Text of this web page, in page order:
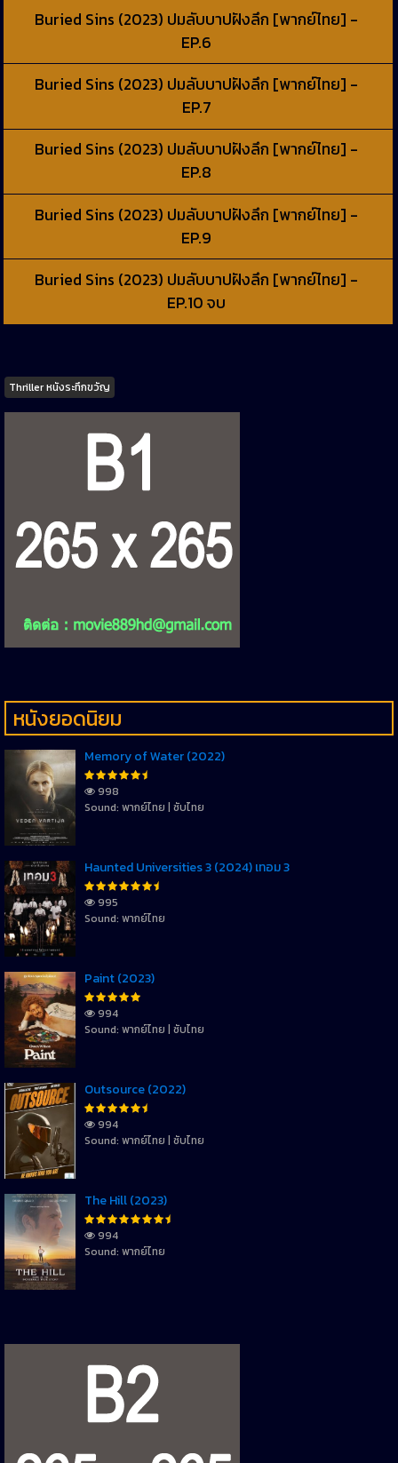
Buried Sins (2023) ปมลับบาปฝังลึก [พากย์ไทย] -
EP.6
Buried Sins (2023) ปมลับบาปฝังลึก [พากย์ไทย] -
EP.7
Buried Sins (2023) ปมลับบาปฝังลึก [พากย์ไทย] -
EP.8
Buried Sins (2023) ปมลับบาปฝังลึก [พากย์ไทย] -
EP.9
Buried Sins (2023) ปมลับบาปฝังลึก [พากย์ไทย] -
EP.10 จบ
Tags
Thriller หนังระทึกขวัญ
หนังยอดนิยม
Memory of Water (2022)
998
Sound: พากย์ไทย | ซับไทย
Haunted Universities 3 (2024) เทอม 3
995
Sound: พากย์ไทย
Paint (2023)
994
Sound: พากย์ไทย | ซับไทย
Outsource (2022)
994
Sound: พากย์ไทย | ซับไทย
The Hill (2023)
994
Sound: พากย์ไทย